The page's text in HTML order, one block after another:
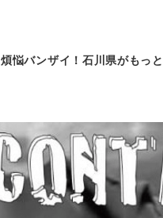
煩悩バンザイ！石川県がもっと